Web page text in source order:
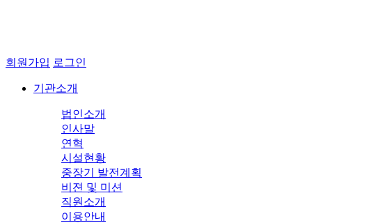
회원가입 로그인
기관소개
법인소개
인사말
연혁
시설현황
중장기 발전계획
비젼 및 미션
직원소개
이용안내